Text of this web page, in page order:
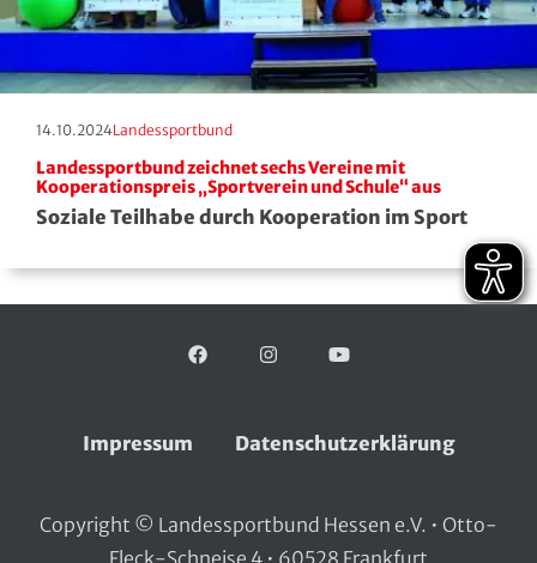
Erscheinungstag:
14.10.2024
Kategorie: Landessportbund
Landessportbund zeichnet sechs Vereine mit
Kooperationspreis „Sportverein und Schule“ aus
Soziale Teilhabe durch Kooperation im Sport
Folgen Sie uns auf:
FacebookInstagramYouTube
Impressum Datenschutzerklärung
Copyright © Landessportbund Hessen e.V. • Otto-
Tanzen
Volleyball